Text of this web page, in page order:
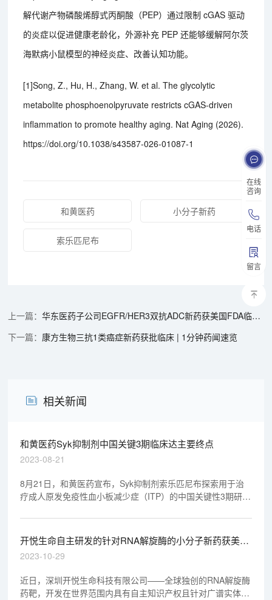
在线
咨询
电话
留言
解代谢产物磷酸烯醇式丙酮酸（PEP）通过限制 cGAS 驱动
的炎症以促进健康老龄化，外源补充 PEP 还能够缓解阿尔茨
海默病小鼠模型的神经炎症、改善认知功能。
[1]Song, Z., Hu, H., Zhang, W. et al. The glycolytic
metabolite phosphoenolpyruvate restricts cGAS-driven
inflammation to promote healthy aging. Nat Aging (2026).
https://doi.org/10.1038/s43587-026-01087-1
和黄医药 小分子新药
索乐匹尼布
华东医药子公司EGFR/HER3双抗ADC新药获美国FDA临床试验批准 | 1分钟药闻速览
康方生物三抗1类癌症新药获批临床 | 1分钟药闻速览
相关新闻
和黄医药Syk抑制剂中国关键3期临床达主要终点
2023-08-21
8月21日，和黄医药宣布，Syk抑制剂索乐匹尼布探索用于治
疗成人原发免疫性血小板减少症（ITP）的中国关键性3期研究
点。
开悦生命自主研发的针对RNA解旋酶的小分子新药获美国
FDA临床实验许可（IND)
2023-10-29
近日，深圳开悦生命科技有限公司——全球独创的RNA解旋酶
药靶，开发在世界范围内具有自主知识产权且针对广谱实体肿